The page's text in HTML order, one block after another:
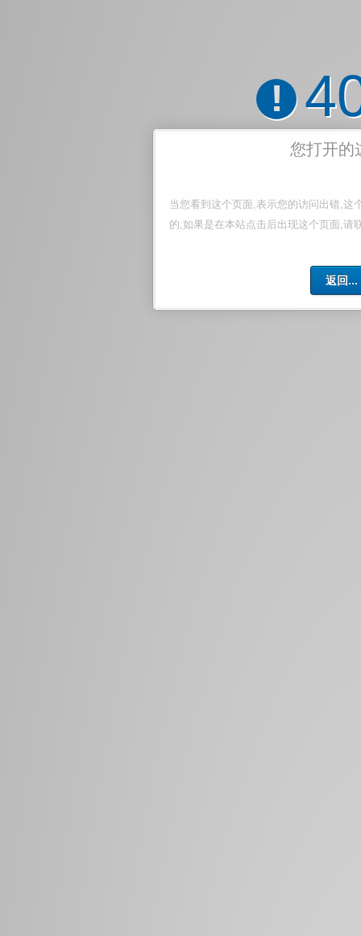
!
您打开的
当您看到这个页面,表示您的访问出错,这
的,如果是在本站点击后出现这个页面,请
返回...